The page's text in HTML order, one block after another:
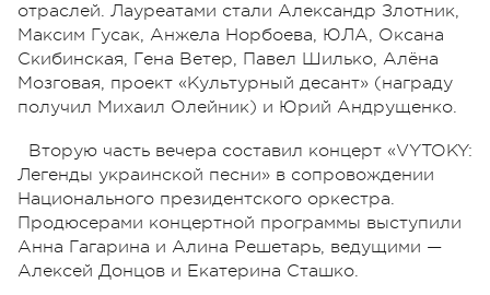
отраслей. Лауреатами стали Александр Злотник,
Максим Гусак, Анжела Норбоева, ЮЛА, Оксана
Скибинская, Гена Ветер, Павел Шилько, Алёна
Мозговая, проект «Культурный десант» (награду
получил Михаил Олейник) и Юрий Андрущенко.
Вторую часть вечера составил концерт «VYTOKY:
Легенды украинской песни» в сопровождении
Национального президентского оркестра.
Продюсерами концертной программы выступили
Анна Гагарина и Алина Решетарь, ведущими —
Алексей Донцов и Екатерина Сташко.